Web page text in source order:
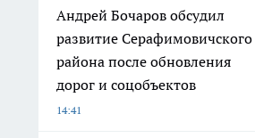
Андрей Бочаров обсудил
развитие Серафимовичского
района после обновления
дорог и соцобъектов
14:41